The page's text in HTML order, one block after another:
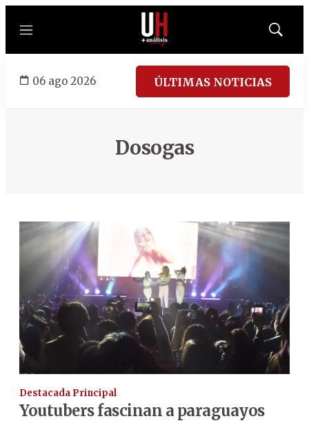
Menú
Mostrar
06 ago 2026 ÚLTIMAS NOTICIAS
Dosogas
Destacada Principal
Youtubers fascinan a paraguayos